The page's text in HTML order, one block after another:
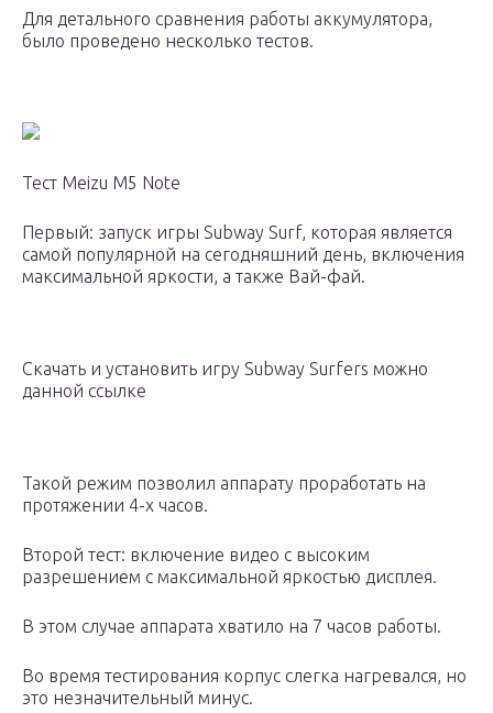
Для детального сравнения работы аккумулятора,
было проведено несколько тестов.
Тест Meizu M5 Note
Первый: запуск игры Subway Surf, которая является
самой популярной на сегодняшний день, включения
максимальной яркости, а также Вай-фай.
Скачать и установить игру Subway Surfers можно
данной ссылке
Такой режим позволил аппарату проработать на
протяжении 4-х часов.
Второй тест: включение видео с высоким
разрешением с максимальной яркостью дисплея.
В этом случае аппарата хватило на 7 часов работы.
Во время тестирования корпус слегка нагревался, но
это незначительный минус.